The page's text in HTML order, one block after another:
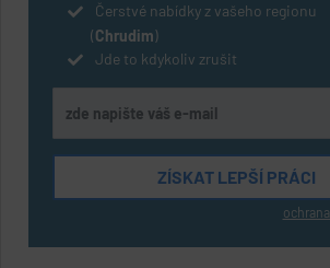
Čerstvé nabídky z vašeho regionu
(Chrudim)
Jde to kdykoliv zrušit